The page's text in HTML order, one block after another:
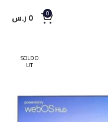
0
0 ر.س
SOLD O
UT